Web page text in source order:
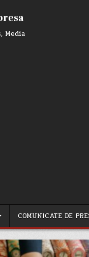
Media
COMUNICATE DE